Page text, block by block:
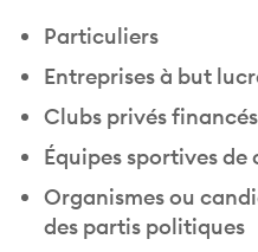
Particuliers
Entreprises à but
Clubs privés
Équipes sportives
Organismes ou
des partis politiques